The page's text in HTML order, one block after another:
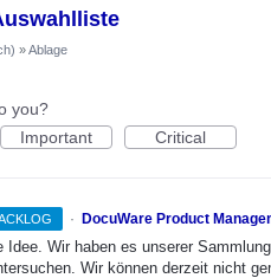
»Ablage
you?
Important Critical
· DocuWare Product
Idee. Wir haben es unserer
Wir können derzeit nicht